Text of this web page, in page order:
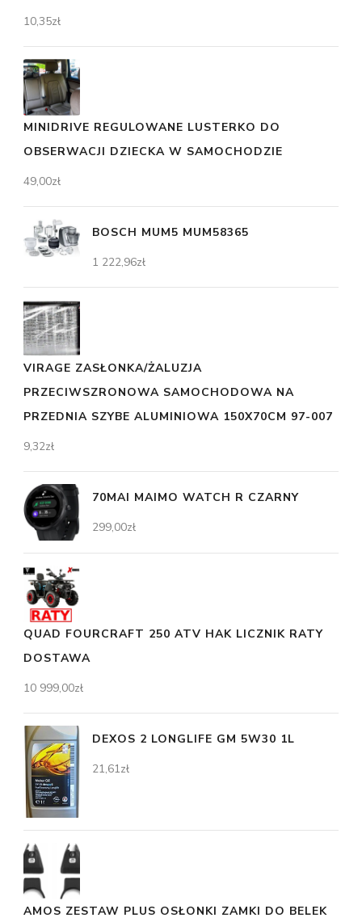
10,35zł
MINIDRIVE REGULOWANE LUSTERKO DO
OBSERWACJI DZIECKA W SAMOCHODZIE
49,00zł
BOSCH MUM5 MUM58365
1 222,96zł
VIRAGE ZASŁONKA/ŻALUZJA
PRZECIWSZRONOWA SAMOCHODOWA NA
PRZEDNIA SZYBE ALUMINIOWA 150X70CM 97-007
9,32zł
70MAI MAIMO WATCH R CZARNY
299,00zł
QUAD FOURCRAFT 250 ATV HAK LICZNIK RATY
DOSTAWA
10 999,00zł
DEXOS 2 LONGLIFE GM 5W30 1L
21,61zł
AMOS ZESTAW PLUS OSŁONKI ZAMKI DO BELEK